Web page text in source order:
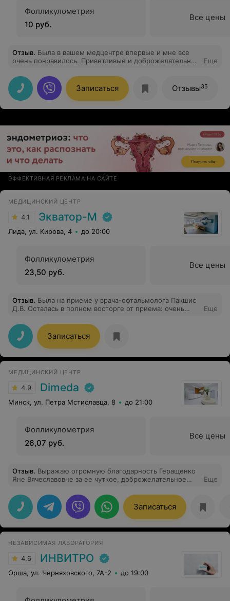
Фолликулометрия
10 руб.
Все цены
Отзыв. Была в вашем медцентре впервые и мне все
очень понравилось. Приветливые и доброжелательные
хорошо, я смогла получить ответы на свои вопросы.
Спасибо!
Еще
Записаться Отзывы35
ЭФФЕКТИВНАЯ РЕКЛАМА НА САЙТЕ
МЕДИЦИНСКИЙ ЦЕНТР
4.1 Экватор-М
Лида, ул. Кирова, 4 до 20:00
Фолликулометрия
23,50 руб.
Все цены
Отзыв. Была на приеме у врача-офтальмолога Пакшис
Д.В. Осталась в полном восторге от приема: очень
манипуляции объясняла, всё лечение описала. Очень
рекомендую в случае, если нужно обратиться к
офтальмологу.
Еще
Записаться
МЕДИЦИНСКИЙ ЦЕНТР
4.9 Dimeda
Минск, ул. Петра Мстиславца, 8 до 21:00
Фолликулометрия
26,07 руб.
Все цены
Отзыв. Выражаю огромную благодарность Геращенко
Яне Вячеславовне за ее чуткое, доброжелательное
пломбой, который ставил другой врач, зуб оказался
сложный и не простой, с нестандартными каналами.
Яна Вячеславовна справились с нелегкой задачей (под
конец рабочего дня) добросовестно и
профессионально решила все проблемы. Видно как
Еще
Записаться
НЕЗАВИСИМАЯ ЛАБОРАТОРИЯ
4.6 ИНВИТРО
Орша, ул. Черняховского, 7А-2 до 19:00